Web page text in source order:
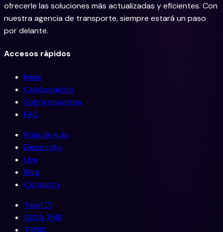
ofrecerle las soluciones más actualizadas y eficientes. Con
nuestra agencia de transporte, siempre estará un paso
por delante.
Accesos rápidos
Inicio
Colaboración
Sobre nosotros
FAQ
Hoja de ruta
Desarrollo
Live
Blog
Contacto
TaskFLY
AESA TMS
TRINIS